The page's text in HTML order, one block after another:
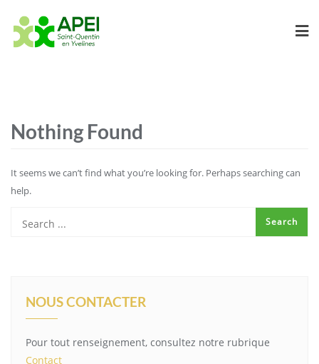
content
Nothing Found
It seems we can’t find what you’re looking for. Perhaps searching can
help.
NOUS CONTACTER
Pour tout renseignement, consultez notre rubrique
Contact